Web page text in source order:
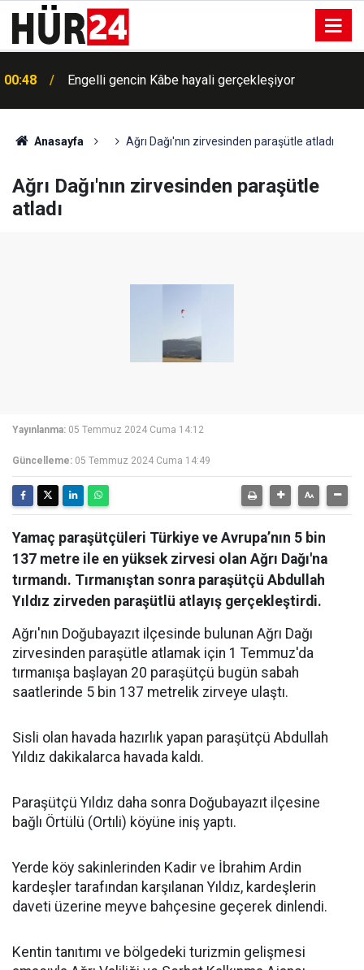
00:48 Engelli gencin Kâbe hayali gerçekleşiyor
Anasayfa Ağrı Dağı'nın zirvesinden paraşütle atladı
Ağrı Dağı'nın zirvesinden paraşütle
atladı
Yayınlanma: 05 Temmuz 2024 Cuma 14:12
Güncelleme: 05 Temmuz 2024 Cuma 14:49
Yamaç paraşütçüleri Türkiye ve Avrupa’nın 5 bin
137 metre ile en yüksek zirvesi olan Ağrı Dağı'na
tırmandı. Tırmanıştan sonra paraşütçü Abdullah
Yıldız zirveden paraşütlü atlayış gerçekleştirdi.
Ağrı'nın Doğubayazıt ilçesinde bulunan Ağrı Dağı
zirvesinden paraşütle atlamak için 1 Temmuz'da
tırmanışa başlayan 20 paraşütçü bugün sabah
saatlerinde 5 bin 137 metrelik zirveye ulaştı.
Sisli olan havada hazırlık yapan paraşütçü Abdullah
Yıldız dakikalarca havada kaldı.
Paraşütçü Yıldız daha sonra Doğubayazıt ilçesine
bağlı Örtülü (Ortıli) köyüne iniş yaptı.
Yerde köy sakinlerinden Kadir ve İbrahim Ardin
kardeşler tarafından karşılanan Yıldız, kardeşlerin
daveti üzerine meyve bahçesine geçerek dinlendi.
Kentin tanıtımı ve bölgedeki turizmin gelişmesi